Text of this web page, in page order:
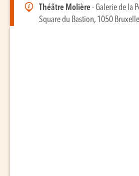
Théâtre Molière- Galerie de la
Square du Bastion, 1050